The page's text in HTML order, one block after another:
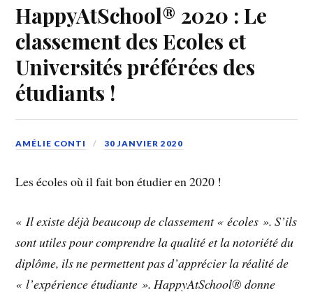
HappyAtSchool® 2020 : Le
classement des Ecoles et
Universités préférées des
étudiants !
AMÉLIE CONTI 30 JANVIER 2020
Les écoles où il fait bon étudier en 2020 !
« Il existe déjà beaucoup de classement « écoles ». S’ils
sont utiles pour comprendre la qualité et la notoriété du
diplôme, ils ne permettent pas d’apprécier la réalité de
« l’expérience étudiante ». HappyAtSchool® donne